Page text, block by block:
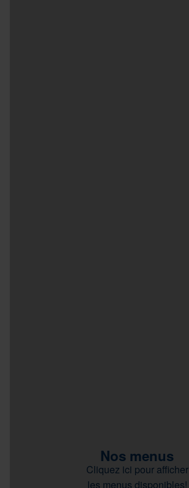
Nos menus
Cliquez ici pour afficher
les menus disponibles!